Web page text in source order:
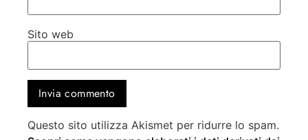
Sito web
Questo sito utilizza Akismet per ridurre lo spam.